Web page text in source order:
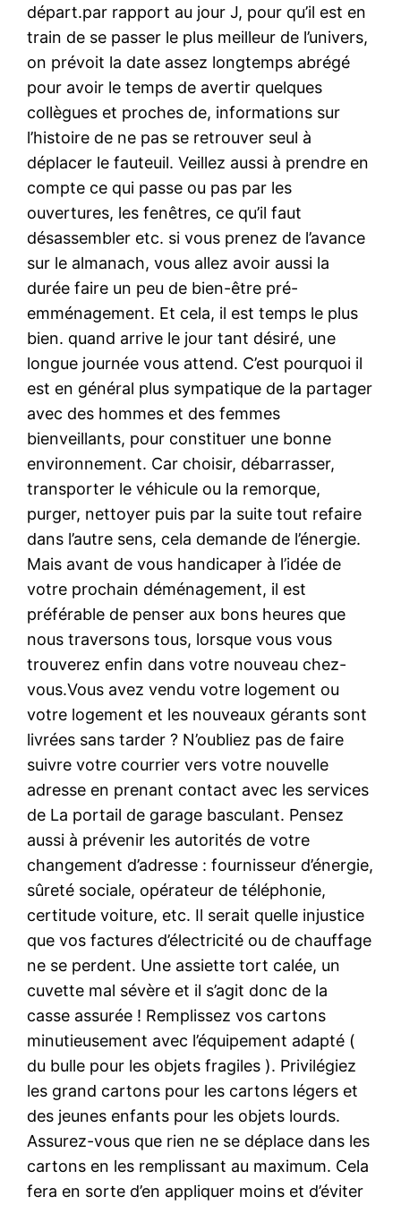
départ.par rapport au jour J, pour qu’il est en
train de se passer le plus meilleur de l’univers,
on prévoit la date assez longtemps abrégé
pour avoir le temps de avertir quelques
collègues et proches de, informations sur
l’histoire de ne pas se retrouver seul à
déplacer le fauteuil. Veillez aussi à prendre en
compte ce qui passe ou pas par les
ouvertures, les fenêtres, ce qu’il faut
désassembler etc. si vous prenez de l’avance
sur le almanach, vous allez avoir aussi la
durée faire un peu de bien-être pré-
emménagement. Et cela, il est temps le plus
bien. quand arrive le jour tant désiré, une
longue journée vous attend. C’est pourquoi il
est en général plus sympatique de la partager
avec des hommes et des femmes
bienveillants, pour constituer une bonne
environnement. Car choisir, débarrasser,
transporter le véhicule ou la remorque,
purger, nettoyer puis par la suite tout refaire
dans l’autre sens, cela demande de l’énergie.
Mais avant de vous handicaper à l’idée de
votre prochain déménagement, il est
préférable de penser aux bons heures que
nous traversons tous, lorsque vous vous
trouverez enfin dans votre nouveau chez-
vous.Vous avez vendu votre logement ou
votre logement et les nouveaux gérants sont
livrées sans tarder ? N’oubliez pas de faire
suivre votre courrier vers votre nouvelle
adresse en prenant contact avec les services
de La portail de garage basculant. Pensez
aussi à prévenir les autorités de votre
changement d’adresse : fournisseur d’énergie,
sûreté sociale, opérateur de téléphonie,
certitude voiture, etc. Il serait quelle injustice
que vos factures d’électricité ou de chauffage
ne se perdent. Une assiette tort calée, un
cuvette mal sévère et il s’agit donc de la
casse assurée ! Remplissez vos cartons
minutieusement avec l’équipement adapté (
du bulle pour les objets fragiles ). Privilégiez
les grand cartons pour les cartons légers et
des jeunes enfants pour les objets lourds.
Assurez-vous que rien ne se déplace dans les
cartons en les remplissant au maximum. Cela
fera en sorte d’en appliquer moins et d’éviter